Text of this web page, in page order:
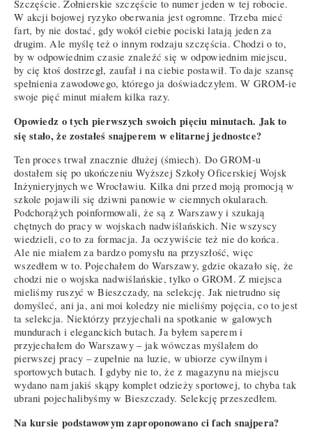
Szczęście. Żołnierskie szczęście to numer jeden w tej robocie.
W akcji bojowej ryzyko oberwania jest ogromne. Trzeba mieć
fart, by nie dostać, gdy wokół ciebie pociski latają jeden za
drugim. Ale myślę też o innym rodzaju szczęścia. Chodzi o to,
by w odpowiednim czasie znaleźć się w odpowiednim miejscu,
by cię ktoś dostrzegł, zaufał i na ciebie postawił. To daje szansę
spełnienia zawodowego, którego ja doświadczyłem. W GROM-ie
swoje pięć minut miałem kilka razy.
Opowiedz o tych pierwszych swoich pięciu minutach. Jak to
się stało, że zostałeś snajperem w elitarnej jednostce?
Ten proces trwał znacznie dłużej (śmiech). Do GROM-u
dostałem się po ukończeniu Wyższej Szkoły Oficerskiej Wojsk
Inżynieryjnych we Wrocławiu. Kilka dni przed moją promocją w
szkole pojawili się dziwni panowie w ciemnych okularach.
Podchorążych poinformowali, że są z Warszawy i szukają
chętnych do pracy w wojskach nadwiślańskich. Nie wszyscy
wiedzieli, co to za formacja. Ja oczywiście też nie do końca.
Ale nie miałem za bardzo pomysłu na przyszłość, więc
wszedłem w to. Pojechałem do Warszawy, gdzie okazało się, że
chodzi nie o wojska nadwiślańskie, tylko o GROM. Z miejsca
mieliśmy ruszyć w Bieszczady, na selekcję. Jak nietrudno się
domyśleć, ani ja, ani moi koledzy nie mieliśmy pojęcia, co to jest
ta selekcja. Niektórzy przyjechali na spotkanie w galowych
mundurach i eleganckich butach. Ja byłem saperem i
przyjechałem do Warszawy – jak wówczas myślałem do
pierwszej pracy – zupełnie na luzie, w ubiorze cywilnym i
sportowych butach. I gdyby nie to, że z magazynu na miejscu
wydano nam jakiś skąpy komplet odzieży sportowej, to chyba tak
ubrani pojechalibyśmy w Bieszczady. Selekcję przeszedłem.
Na kursie podstawowym zaproponowano ci fach snajpera?